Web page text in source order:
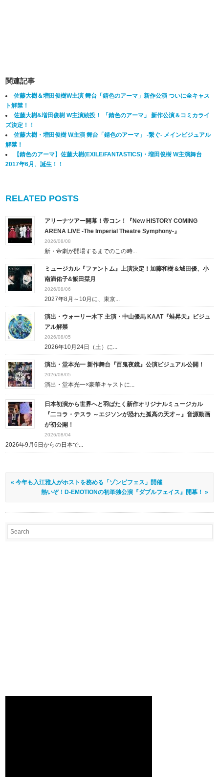
関連記事
佐藤大樹＆増田俊樹W主演 舞台「錆色のアーマ」新作公演 ついに全キャス
ト解禁！
佐藤大樹&増田俊樹 W主演続投！ 「錆色のアーマ」 新作公演＆コミカライ
ズ決定！！
佐藤大樹・増田俊樹 W主演 舞台「錆色のアーマ」 -繋ぐ- メインビジュアル
解禁！
【錆色のアーマ】佐藤大樹(EXILE/FANTASTICS)・増田俊樹 W主演舞台
2017年6月、誕生！！
RELATED POSTS
アリーナツアー開幕！帝コン！『New HISTORY COMING
ARENA LIVE -The Imperial Theatre Symphony-』
2026/08/08
新・帝劇が開場するまでのこの時...
ミュージカル『ファントム』上演決定！加藤和樹＆城田優、小
南満佑子&飯田栞月
2026/08/06
2027年8月～10月に、東京...
演出・ウォーリー木下 主演・中山優馬 KAAT『蛙昇天』ビジュ
アル解禁
2026/08/05
2026年10月24日（土）に...
演出・堂本光一 新作舞台『百鬼夜鏡』公演ビジュアル公開！
2026/08/05
演出・堂本光一×豪華キャストに...
日本初演から世界へと羽ばたく新作オリジナルミュージカル
『二コラ・テスラ ～エジソンが恐れた孤高の天才～』音源動画
が初公開！
2026/08/04
2026年9月6日からの日本で...
« 今年も入江雅人がホストを務める「ゾンビフェス」開催
熱いぞ！D-EMOTIONの初単独公演『ダブルフェイス』開幕！ »